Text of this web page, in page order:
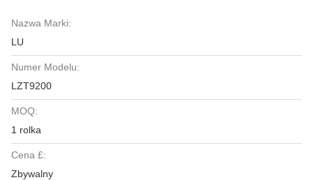
Nazwa Marki:
LU
Numer Modelu:
LZT9200
MOQ:
1 rolka
Cena £:
Zbywalny